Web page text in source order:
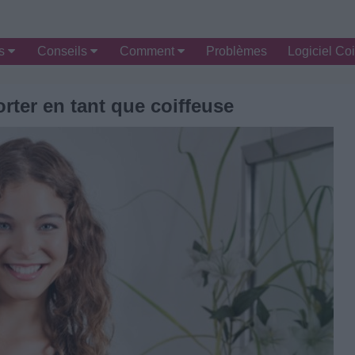
Conseils Comment Problèmes Logiciel
en tant que coiffeuse